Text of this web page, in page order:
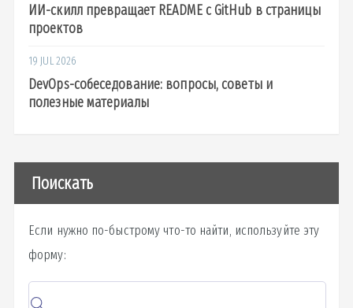
ИИ-скилл превращает README с GitHub в страницы
проектов
19 JUL 2026
DevOps-собеседование: вопросы, советы и
полезные материалы
Поискать
Если нужно по-быстрому что-то найти, используйте эту
форму: